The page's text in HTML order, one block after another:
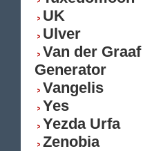
UK
Ulver
Van der Graaf
Generator
Vangelis
Yes
Yezda Urfa
Zenobia